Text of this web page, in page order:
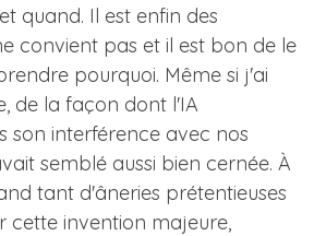
quand. Il est enfin des
convient pas et il est bon de le
pourquoi. Même si j'ai
de la façon dont l'IA
son interférence avec nos
semblé aussi bien cernée. À
tant d'âneries prétentieuses
cette invention majeure,